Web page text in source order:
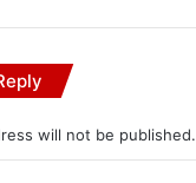
will not be published.